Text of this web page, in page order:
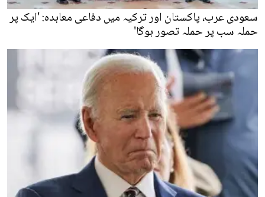
سعودی عرب، پاکستان اور ترکیہ میں دفاعی معاہدہ: 'ایک پر
حملہ سب پر حملہ تصور ہوگا'